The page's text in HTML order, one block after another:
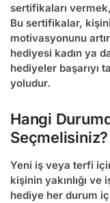
sertifikaları
Bu sertifikalar,
motivasyonunu
hediyesi kadın ya
hediyeler başarıyı
yoludur.
Hangi
Seçmelisiniz?
Yeni iş veya terfi
kişinin yakınlığı
hediye her durum